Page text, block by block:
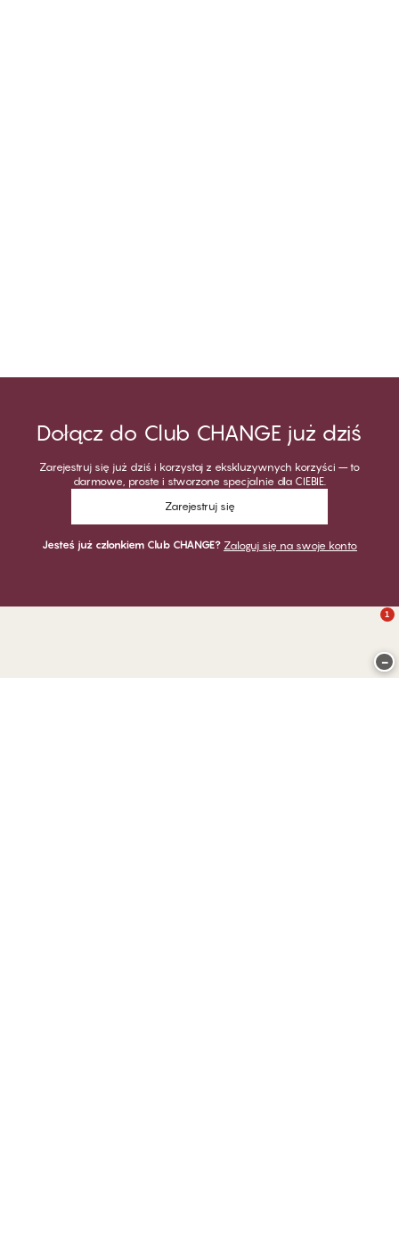
Dołącz do Club CHANGE już dziś
Zarejestruj się już dziś i korzystaj z ekskluzywnych korzyści – to
darmowe, proste i stworzone specjalnie dla CIEBIE.
Zarejestruj się
Jesteś już członkiem Club CHANGE? Zaloguj się na swoje konto
1
−